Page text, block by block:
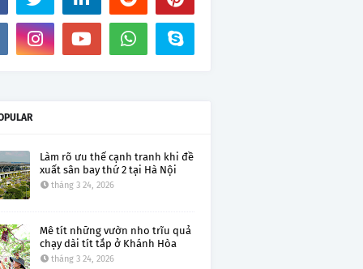
Làm rõ ưu thế cạnh tranh khi đề
xuất sân bay thứ 2 tại Hà Nội
tháng 3 24, 2026
Mê tít những vườn nho trĩu quả
chạy dài tít tắp ở Khánh Hòa
tháng 3 24, 2026